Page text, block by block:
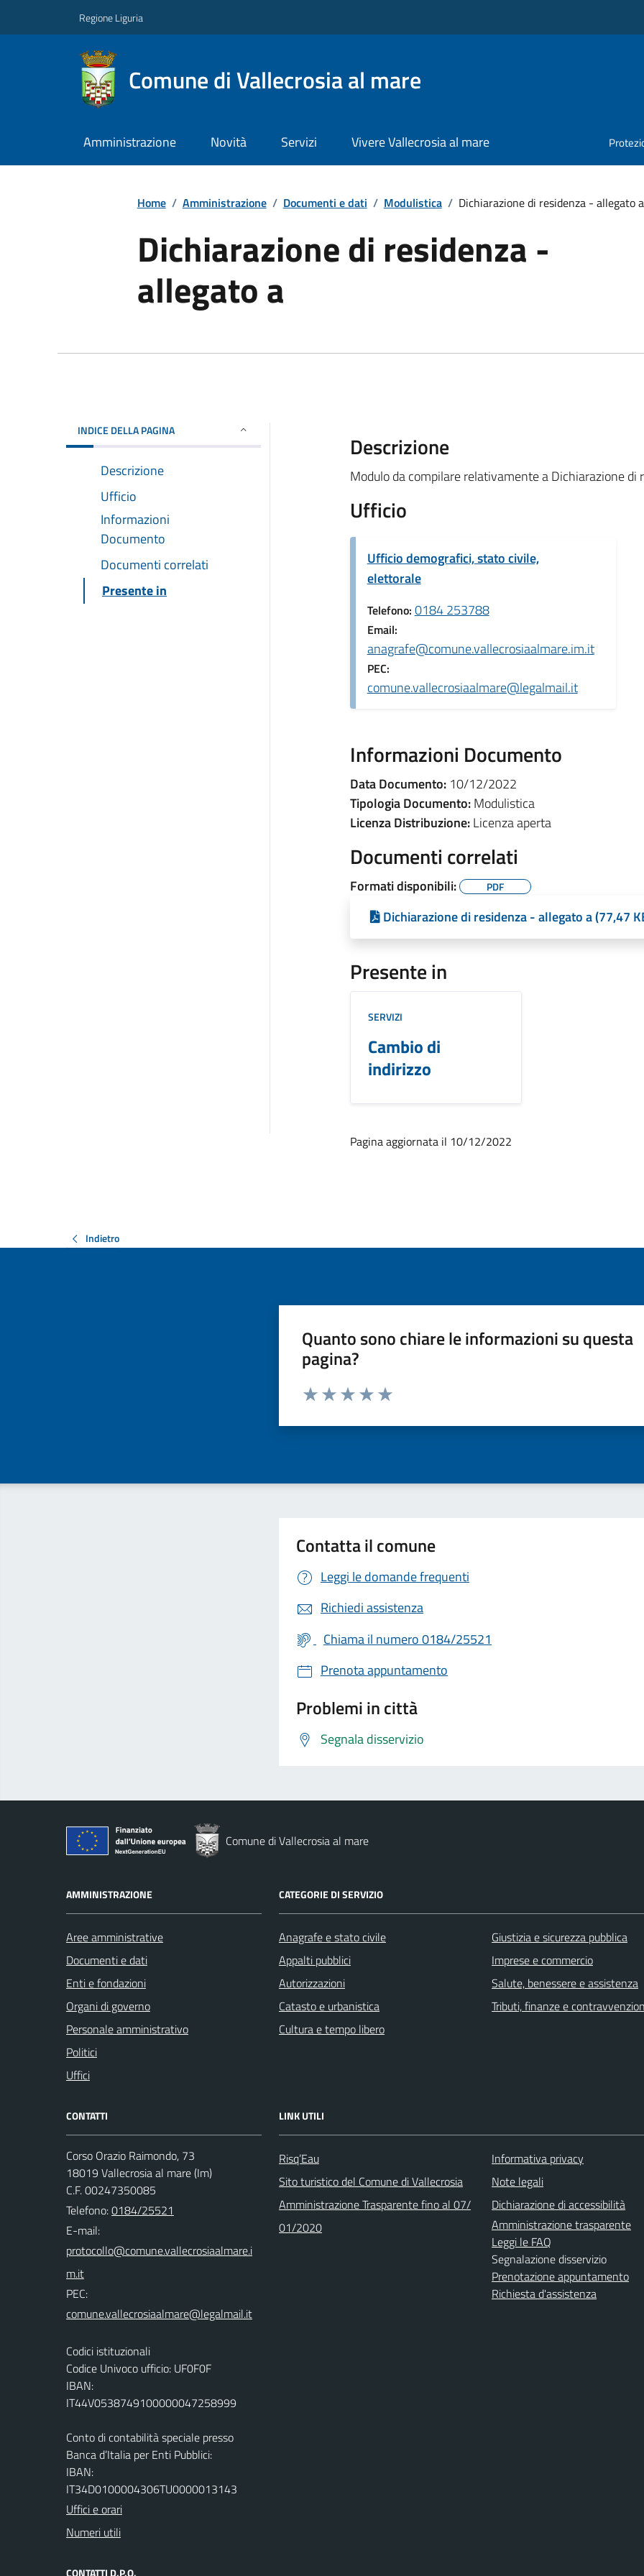
Regione Liguria
Comune di Vallecrosia al mare
Amministrazione Novità Servizi Vivere Vallecrosia al mare
Home / Amministrazione / Documenti e dati / Modulistica / Dichiarazione di residenza - allegato a
Dichiarazione di residenza -
allegato a
INDICE DELLA PAGINA
Descrizione
Ufficio
Informazioni
Documento
Documenti correlati
Presente in
Descrizione
Modulo da compilare relativamente a Dichiarazione di
Ufficio
Ufficio demografici, stato civile,
elettorale
Telefono: 0184 253788
Email:
anagrafe@comune.vallecrosiaalmare.im.it
PEC:
comune.vallecrosiaalmare@legalmail.it
Informazioni Documento
Data Documento:10/12/2022
Tipologia Documento:Modulistica
Licenza Distribuzione:Licenza aperta
Documenti correlati
Formati disponibili: PDF
Dichiarazione di residenza - allegato a (77,47
Presente in
SERVIZI
Cambio di
indirizzo
Pagina aggiornata il 10/12/2022
Indietro
Quanto sono chiare le informazioni su questa
pagina?
Valuta da 1 a 5 stelle la pagina
Contatta il comune
Leggi le domande frequenti
Richiedi assistenza
Chiama il numero 0184/25521
Prenota appuntamento
Problemi in città
Segnala disservizio
Comune di Vallecrosia al mare
AMMINISTRAZIONE
Aree amministrative
Documenti e dati
Enti e fondazioni
Organi di governo
Personale amministrativo
Politici
Uffici
CATEGORIE DI SERVIZIO
Anagrafe e stato civile
Appalti pubblici
Autorizzazioni
Catasto e urbanistica
Cultura e tempo libero
Giustizia e sicurezza pubblica
Imprese e commercio
Salute, benessere e assistenza
Tributi, finanze e
CONTATTI
Corso Orazio Raimondo, 73
18019 Vallecrosia al mare (Im)
C.F. 00247350085
Telefono:0184/25521
E-mail:
PEC:
Codici istituzionali
Codice Univoco ufficio: UF0F0F
IBAN:
IT44V0538749100000047258999
Conto di contabilità speciale presso
Banca d’Italia per Enti Pubblici:
IBAN:
IT34D0100004306TU0000013143
Uffici e orari
Numeri utili
CONTATTI D.P.O.
LINK UTILI
Risq’Eau
Sito turistico del Comune di Vallecrosia
Amministrazione Trasparente fino al 07/
01/2020
Informativa privacy
Note legali
Dichiarazione di accessibilità
Amministrazione trasparente
Leggi le FAQ
Segnalazione disservizio
Prenotazione appuntamento
Richiesta d'assistenza